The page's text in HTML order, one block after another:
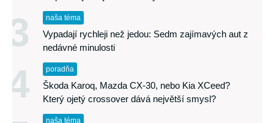
3 naša téma
Vypadají rychleji než jedou: Sedm zajímavých aut z
nedávné minulosti
4 poradňa
Škoda Karoq, Mazda CX-30, nebo Kia XCeed?
Který ojetý crossover dává největší smysl?
naša téma